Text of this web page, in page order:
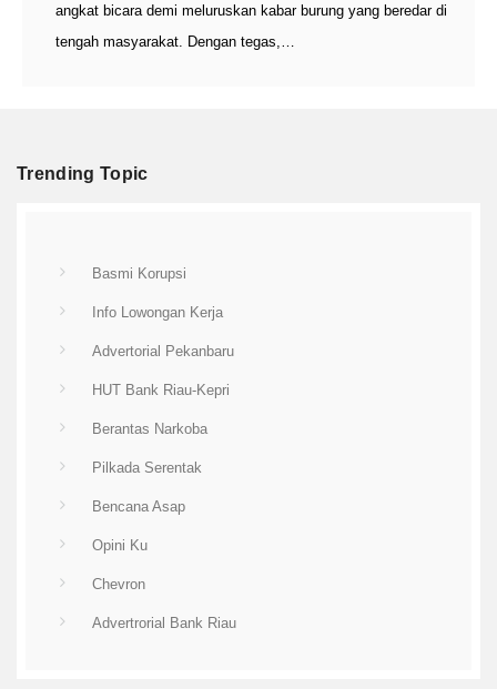
angkat bicara demi meluruskan kabar burung yang beredar di
tengah masyarakat. Dengan tegas,…
Trending Topic
Basmi Korupsi
Info Lowongan Kerja
Advertorial Pekanbaru
HUT Bank Riau-Kepri
Berantas Narkoba
Pilkada Serentak
Bencana Asap
Opini Ku
Chevron
Advertrorial Bank Riau